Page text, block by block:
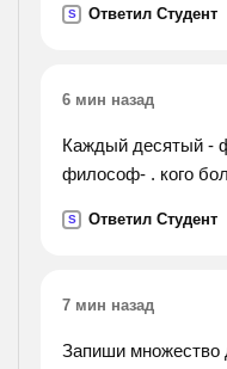
S Ответил Студент
6 мин назад
Каждый десятый -
философ- . кого
S Ответил Студент
7 мин назад
Запиши множество